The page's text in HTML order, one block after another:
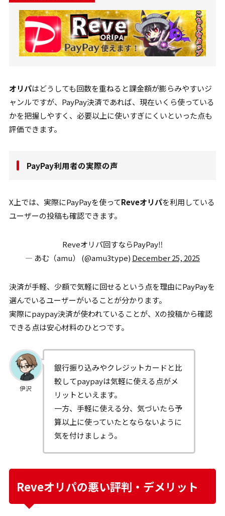
オリパはどうしても回数を重ねると課金額が膨らみやすいジ
ャンルですが、PayPay決済であれば、現在いくら使っている
かを把握しやすく、必要以上に使いすぎにくいといった点も
評価できます。
PayPay利用者の実際の声
X上では、実際にPayPayを使ってReveオリパを利用している
ユーザーの投稿も確認できます。
Reveオリパ回すならPayPay‼️
— あむ（amu） (@amu3type) December 25, 2025
決済が手軽、少額で気軽に回せるという点を理由にPayPayを
選んでいるユーザーがいることが分かります。
実際にpaypay決済が使われていることが、Xの投稿から確認
できる点は安心材料のひとつです。
伊沢
銀行振り込みやクレジットカードと比
較してpaypayは気軽に使える点がメ
リットといえます。
一方、手軽に使える分、気づいたら予
算以上に使っていたとならないように
気を付けましょう。
Reveオリパの悪い評判・デメリット